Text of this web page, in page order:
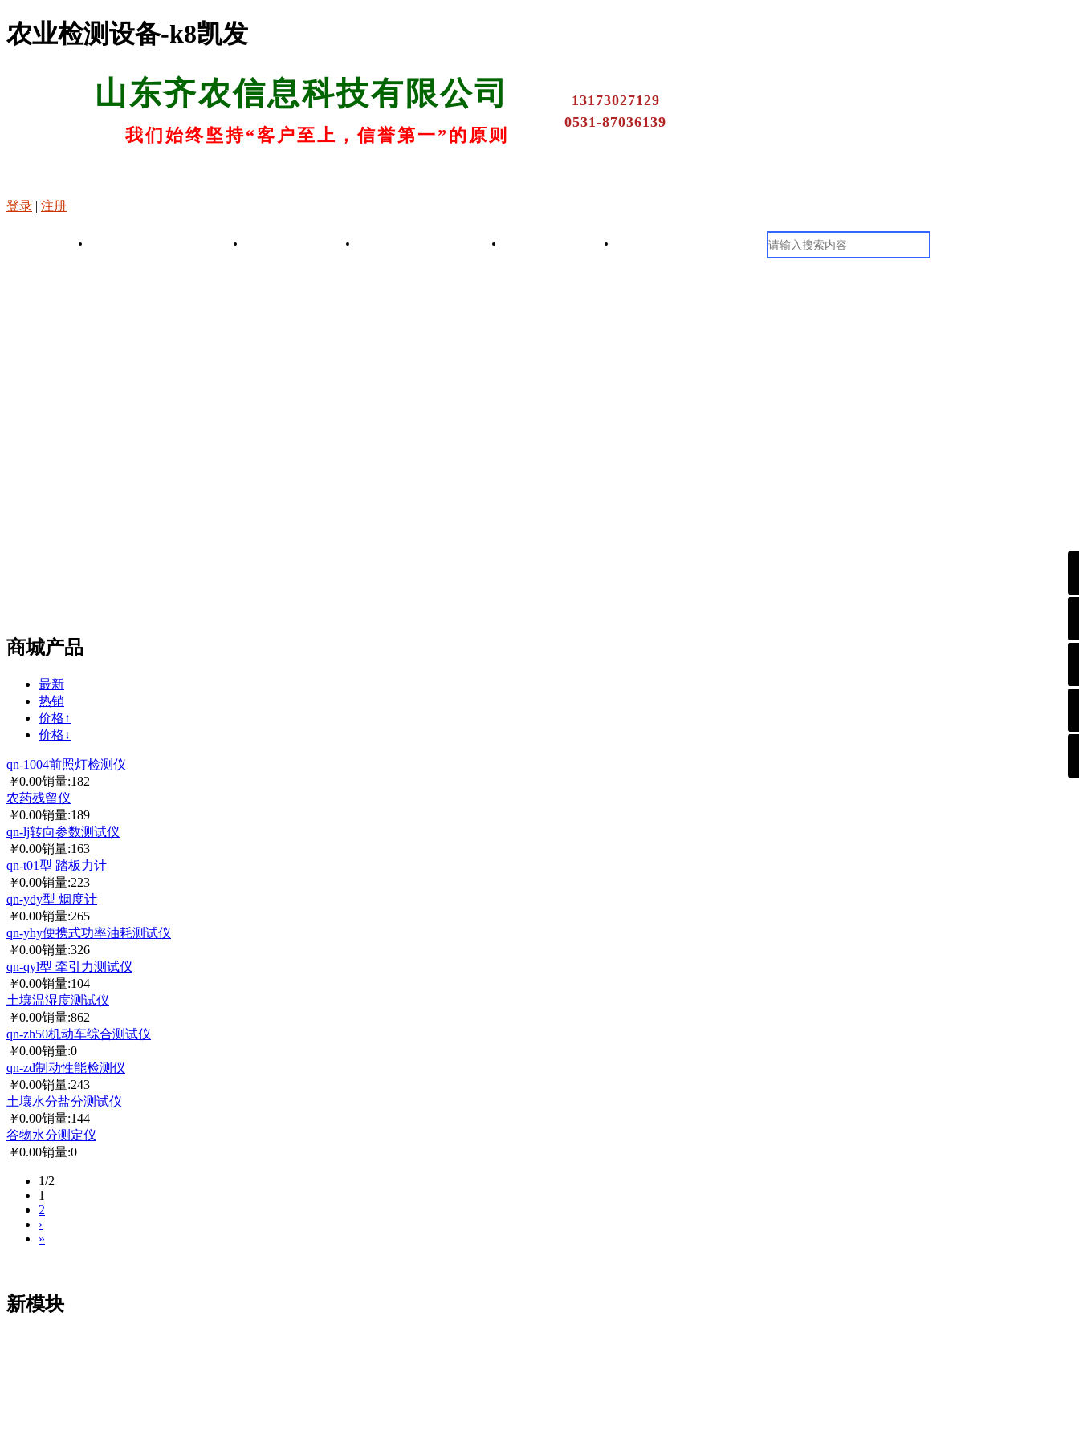
农业检测设备-k8凯发
山东齐农信息科技有限公司
13173027129
0531-87036139
我们始终坚持“客户至上，信誉第一”的原则
登录 | 注册
商城产品
最新
热销
价格↑
价格↓
qn-1004前照灯检测仪
￥0.00销量:182
农药残留仪
￥0.00销量:189
qn-lj转向参数测试仪
￥0.00销量:163
qn-t01型 踏板力计
￥0.00销量:223
qn-ydy型 烟度计
￥0.00销量:265
qn-yhy便携式功率油耗测试仪
￥0.00销量:326
qn-qyl型 牵引力测试仪
￥0.00销量:104
土壤温湿度测试仪
￥0.00销量:862
qn-zh50机动车综合测试仪
￥0.00销量:0
qn-zd制动性能检测仪
￥0.00销量:243
土壤水分盐分测试仪
￥0.00销量:144
谷物水分测定仪
￥0.00销量:0
1/2
1
2
›
»
新模块